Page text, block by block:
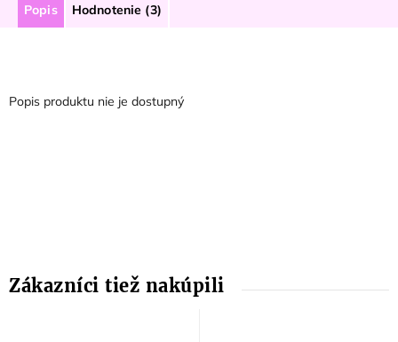
Popis Hodnotenie (3)
Popis produktu nie je dostupný